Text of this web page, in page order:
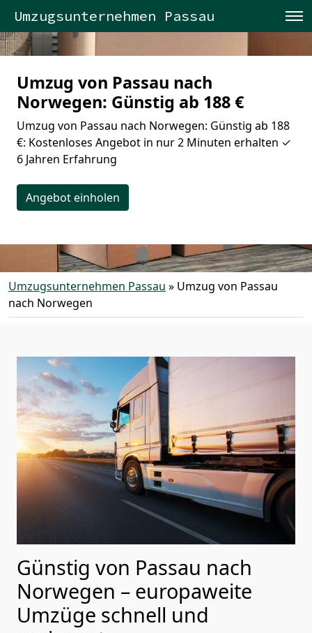
Umzugsunternehmen Passau
Umzug von Passau nach
Norwegen: Günstig ab 188 €
Umzug von Passau nach Norwegen: Günstig ab 188
€: Kostenloses Angebot in nur 2 Minuten erhalten ✓
6 Jahren Erfahrung
Angebot einholen
Umzugsunternehmen Passau » Umzug von Passau
nach Norwegen
Günstig von Passau nach
Norwegen – europaweite
Umzüge schnell und